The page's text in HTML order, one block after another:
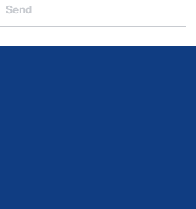
Send